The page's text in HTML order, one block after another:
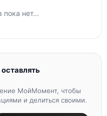
пока нет...
МойМомент, чтобы
и делиться своими.